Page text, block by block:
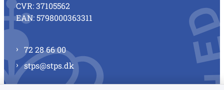
CVR: 37105562
EAN: 5798000363311
72 28 66 00
stps@stps.dk